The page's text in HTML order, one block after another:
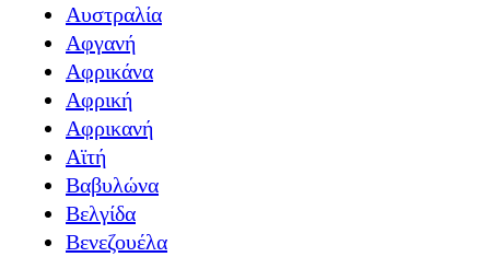
Αυστραλία
Αφγανή
Αφρικάνα
Αφρική
Αφρικανή
Αϊτή
Βαβυλώνα
Βελγίδα
Βενεζουέλα